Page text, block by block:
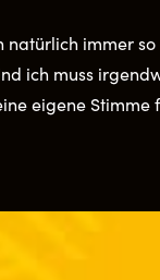
natürlich immer so
ich muss
eigene Stimme